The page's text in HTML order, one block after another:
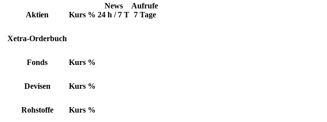
Aktien Kurs %
News
24 h / 7 T
Aufrufe
7 Tage
Xetra-Orderbuch
Fonds Kurs %
Devisen Kurs %
Rohstoffe Kurs %